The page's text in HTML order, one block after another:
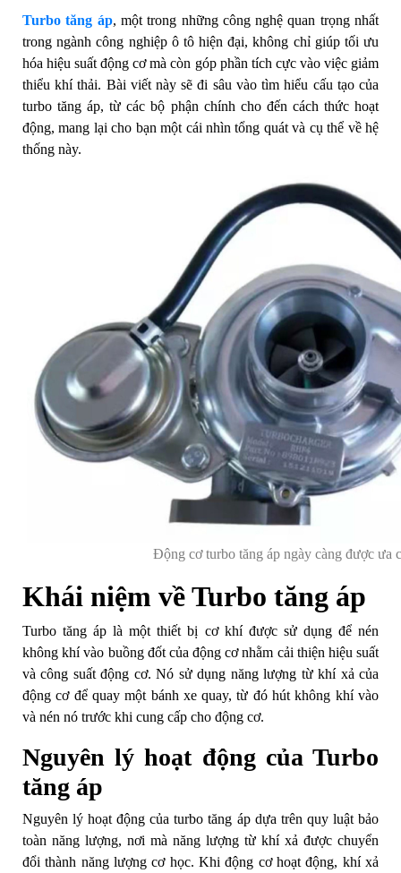
Turbo tăng áp, một trong những công nghệ quan trọng nhất
trong ngành công nghiệp ô tô hiện đại, không chỉ giúp tối ưu
hóa hiệu suất động cơ mà còn góp phần tích cực vào việc giảm
thiểu khí thải. Bài viết này sẽ đi sâu vào tìm hiểu cấu tạo của
turbo tăng áp, từ các bộ phận chính cho đến cách thức hoạt
động, mang lại cho bạn một cái nhìn tổng quát và cụ thể về hệ
thống này.
Động cơ turbo tăng áp ngày càng được ưa
Khái niệm về Turbo tăng áp
Turbo tăng áp là một thiết bị cơ khí được sử dụng để nén
không khí vào buồng đốt của động cơ nhằm cải thiện hiệu suất
và công suất động cơ. Nó sử dụng năng lượng từ khí xả của
động cơ để quay một bánh xe quay, từ đó hút không khí vào
và nén nó trước khi cung cấp cho động cơ.
Nguyên lý hoạt động của Turbo
tăng áp
Nguyên lý hoạt động của turbo tăng áp dựa trên quy luật bảo
toàn năng lượng, nơi mà năng lượng từ khí xả được chuyển
đổi thành năng lượng cơ học. Khi động cơ hoạt động, khí xả